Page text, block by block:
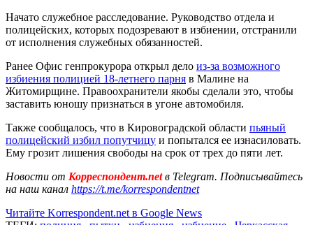
Начато служебное расследование. Руководство отдела и
полицейских, которых подозревают в избиении, отстранили
от исполнения служебных обязанностей.
Ранее Офис генпрокурора открыл дело из-за возможного
избиения полицией 18-летнего парня в Малине на
Житомирщине. Правоохранители якобы сделали это, чтобы
заставить юношу признаться в угоне автомобиля.
Также сообщалось, что в Кировоградской области пьяный
полицейский избил попутчицу и попытался ее изнасиловать.
Ему грозит лишения свободы на срок от трех до пяти лет.
Новости от Корреспондент.netв Telegram. Подписывайтесь
на наш канал https://t.me/korrespondentnet
Читайте Korrespondent.net в Google News